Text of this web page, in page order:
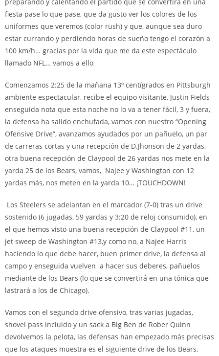
fiesta pase lo que pase, que da gusto ver los colores de los
uniformes que veremos (color rush) y que, aunque sea duro
estar currando y perdiendo horas de sueño tengo el corazón a
100 km/h… gracias por la vida que me da este espectáculo
llamado NFL… vamos a ello
Comenzamos 2:25 de la mañana 13º centígrados en Pittsburgh
ambiente espectacular, recibe el equipo visitante, Justin Fields
enseguida nota que esta noche no lo va a tener fácil, 3 y fuera,
la defensa ha salido enchufada, vamos con nuestro “Opening
Ofensive Drive”, avanzamos ayudados por un pañuelo, un par
de carreras cortas y una recepción de D.Jhonson de 2 yardas,
otra buena recepción de Claypool de 26 yardas nos mete en la
yarda 25 de los Bears, vamos, Najee y Washington con 12
yardas más, nos meten en la yarda 10… ¡TOUCHDOWN!
Los Steelers se adelantan en el marcador (7-0) tras un drive
sostenido (6 jugadas, 59 yardas y 3:20 de reloj consumido), en
el que hemos visto una buena recepción de Claypool #11, un
jet sweep de Washington #13,y como no, a Najee Harris
haciendo lo que debe hacer, buen primer drive, la defensa al
campo y enseguida vuelven a hacer sus deberes, pañuelos
mediante de los Bears (lo que se convertirá en una tónica que
lastrará a los de Chicago).
Vamos con el segundo drive ofensivo, tras varias jugadas,
shovel pass incluido y un sack a Big Ben de Rober Quinn
devolvemos la pelota, las defensas han empezado más precisas
que los ataques muestra es el siguiente drive de los Bears,